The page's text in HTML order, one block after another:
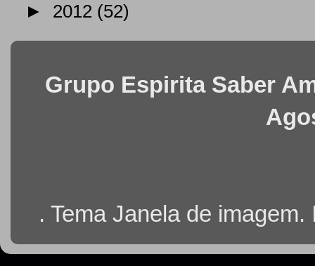
► 2012 (52)
Grupo Espirita Saber
. Tema Janela de